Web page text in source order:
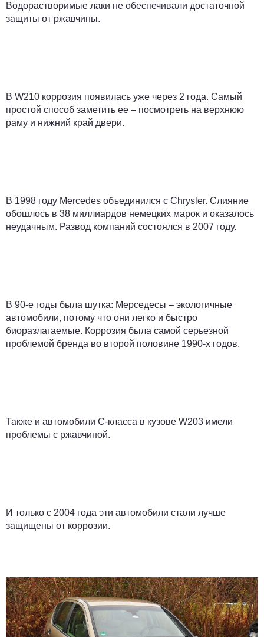
Водорастворимые лаки не обеспечивали достаточной
защиты от ржавчины.
В W210 коррозия появилась уже через 2 года. Самый
простой способ заметить ее – посмотреть на верхнюю
раму и нижний край двери.
В 1998 году Mercedes объединился с Chrysler. Слияние
обошлось в 38 миллиардов немецких марок и оказалось
неудачным. Развод компаний состоялся в 2007 году.
В 90-е годы была шутка: Мерседесы – экологичные
автомобили, потому что они легко и быстро
биоразлагаемые. Коррозия была самой серьезной
проблемой бренда во второй половине 1990-х годов.
Также и автомобили C-класса в кузове W203 имели
проблемы с ржавчиной.
И только с 2004 года эти автомобили стали лучше
защищены от коррозии.